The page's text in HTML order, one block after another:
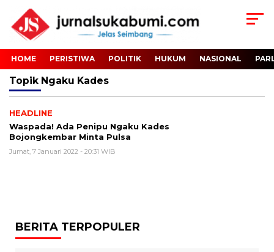
HOME PERISTIWA POLITIK HUKUM NASIONAL
Topik Ngaku Kades
HEADLINE
Waspada! Ada Penipu Ngaku Kades
Bojongkembar Minta Pulsa
Jumat, 7 Januari 2022 - 20:31 WIB
BERITA TERPOPULER